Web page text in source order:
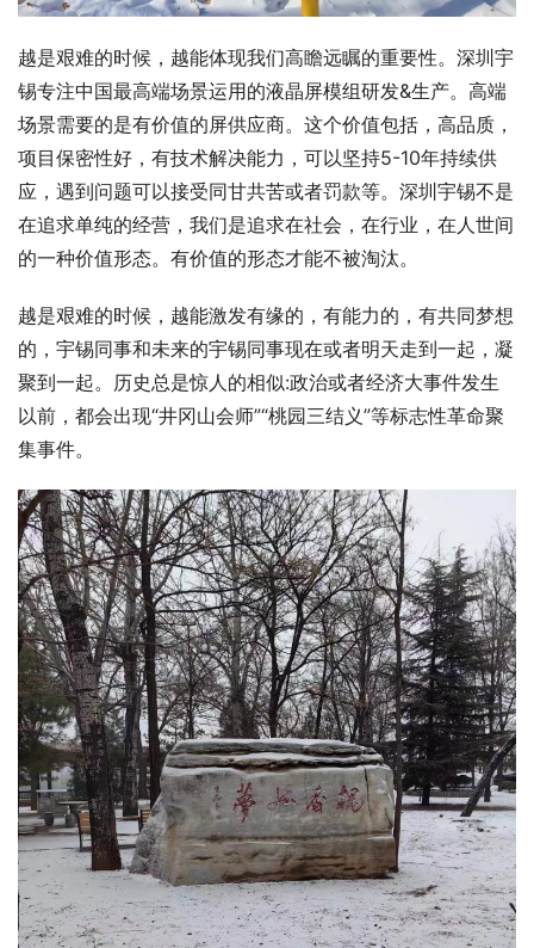
越是艰难的时候，越能体现我们高瞻远瞩的重要性。深圳宇
锡专注中国最高端场景运用的液晶屏模组研发&生产。高端
场景需要的是有价值的屏供应商。这个价值包括，高品质，
项目保密性好，有技术解决能力，可以坚持5-10年持续供
应，遇到问题可以接受同甘共苦或者罚款等。深圳宇锡不是
在追求单纯的经营，我们是追求在社会，在行业，在人世间
的一种价值形态。有价值的形态才能不被淘汰。
越是艰难的时候，越能激发有缘的，有能力的，有共同梦想
的，宇锡同事和未来的宇锡同事现在或者明天走到一起，凝
聚到一起。历史总是惊人的相似:政治或者经济大事件发生
以前，都会出现“井冈山会师”“桃园三结义”等标志性革命聚
集事件。